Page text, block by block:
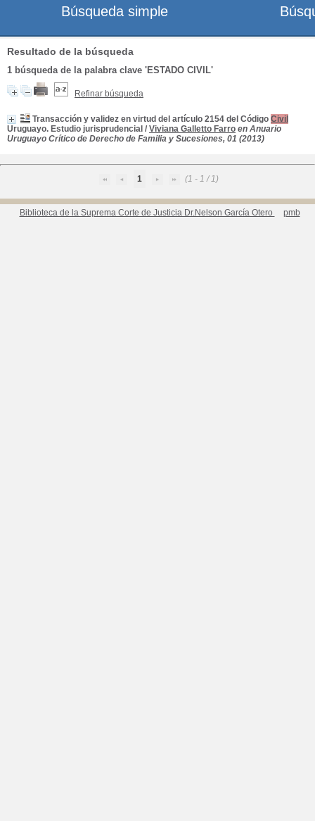
Resultado de la búsqueda
1 búsqueda de la palabra clave 'ESTADO CIVIL'
Refinar búsqueda
Transacción y validez en virtud del artículo 2154 del Código Civil
Uruguayo. Estudio jurisprudencial / Viviana Galletto Farro en Anuario
Uruguayo Crítico de Derecho de Familia y Sucesiones, 01 (2013)
1 (1 - 1 / 1)
Biblioteca de la Suprema Corte de Justicia Dr.Nelson García Otero pmb
Búsqueda simple